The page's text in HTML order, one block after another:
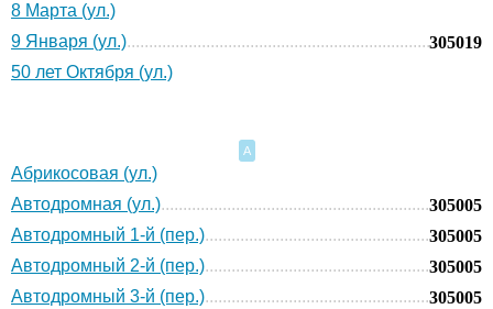
8 Марта (ул.)
9 Января (ул.)
305019
50 лет Октября (ул.)
А
Абрикосовая (ул.)
Автодромная (ул.)
305005
Автодромный 1-й (пер.)
305005
Автодромный 2-й (пер.)
305005
Автодромный 3-й (пер.)
305005